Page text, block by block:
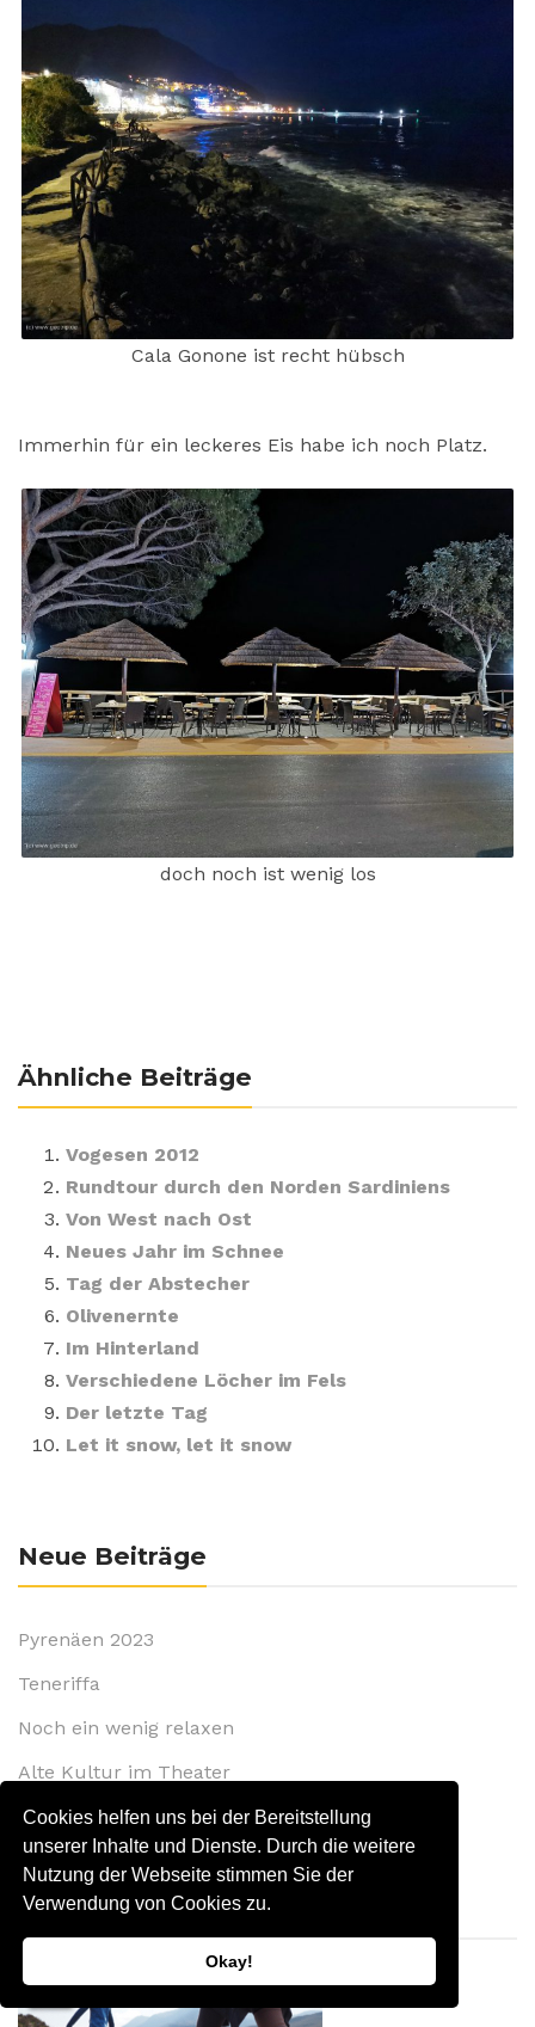
Cookies helfen uns bei der Bereitstellung
unserer Inhalte und Dienste. Durch die weitere
Nutzung der Webseite stimmen Sie der
Verwendung von Cookies zu.
Okay!
Cala Gonone ist recht hübsch
Immerhin für ein leckeres Eis habe ich noch Platz.
doch noch ist wenig los
Ähnliche Beiträge
Vogesen 2012
Rundtour durch den Norden Sardiniens
Von West nach Ost
Neues Jahr im Schnee
Tag der Abstecher
Olivenernte
Im Hinterland
Verschiedene Löcher im Fels
Der letzte Tag
Let it snow, let it snow
Neue Beiträge
Pyrenäen 2023
Teneriffa
Noch ein wenig relaxen
Alte Kultur im Theater
Auf Schliemanns Spuren
Partner Online Shop